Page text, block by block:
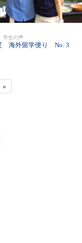
学生の声
海外留学便り No. 3
»